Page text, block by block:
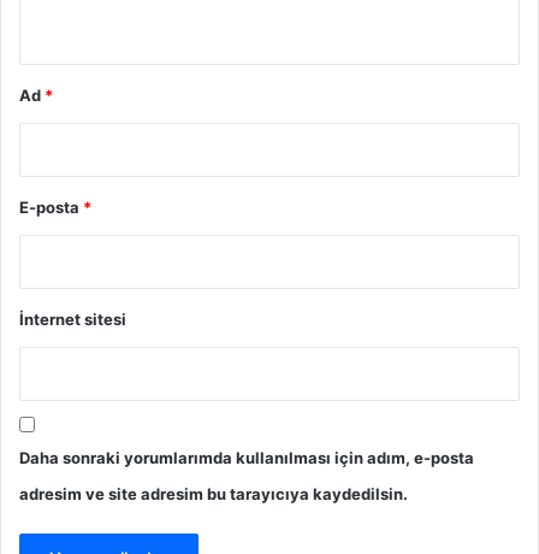
Ad *
E-posta *
İnternet sitesi
Daha sonraki yorumlarımda kullanılması için adım, e-posta
adresim ve site adresim bu tarayıcıya kaydedilsin.